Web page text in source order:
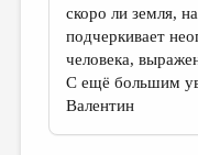
скоро ли земля,
подчеркивает
человека,
С ещё большим
Валентин